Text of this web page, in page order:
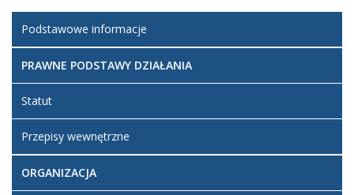
Artykuł
został
zmieniony.
czwartek, 16
maj 2019 13:59
Admin-
Podstawowe informacje
PRAWNE PODSTAWY DZIAŁANIA
Statut
Przepisy wewnętrzne
ORGANIZACJA